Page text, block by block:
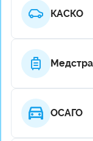
КАСКО
ОСАГО